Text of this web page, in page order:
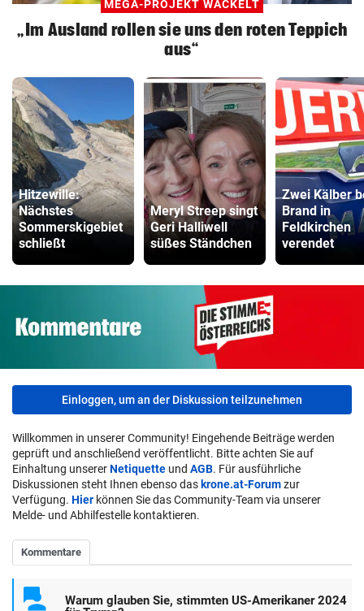
MEGA-PROJEKT WACKELT
„Im Ausland rollen sie uns den roten Teppich
aus“
Hitzewille:
Nächstes
Sommerskigebiet
schließt
Meryl Streep singt
Geri Halliwell
süßes Ständchen
Zwei Kälber
Brand in
Feldkirchen
verendet
Einloggen, um an der Diskussion teilzunehmen
Willkommen in unserer Community! Eingehende Beiträge werden
geprüft und anschließend veröffentlicht. Bitte achten Sie auf
Einhaltung unsererNetiquette und AGB. Für ausführliche
Diskussionen steht Ihnen ebenso das krone.at-Forumzur
Verfügung. Hier können Sie das Community-Team via unserer
Melde- und Abhilfestelle kontaktieren.